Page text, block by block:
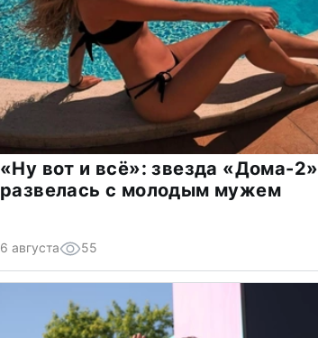
«Ну вот и всё»: звезда «Дома-2»
развелась с молодым мужем
6 августа 55